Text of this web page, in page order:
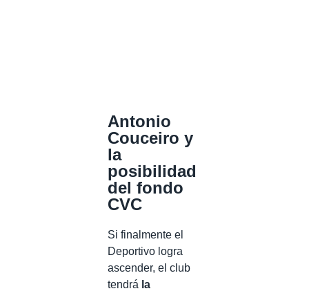
Antonio
Couceiro y
la
posibilidad
del fondo
CVC
Si finalmente el
Deportivo logra
ascender, el club
tendrá la